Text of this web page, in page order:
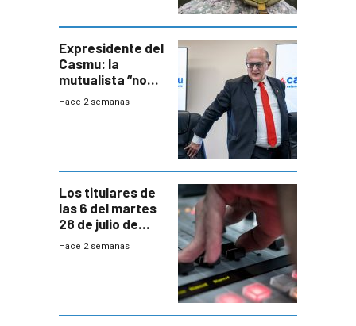
seguridad
Expresidente del
Casmu: la
mutualista “no
está para pagar”
Hace 2 semanas
Los titulares de
las 6 del martes
28 de julio de
2026
Hace 2 semanas